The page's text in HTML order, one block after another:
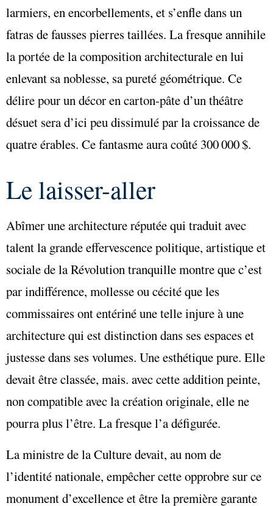
larmiers, en encorbellements, et s’enfle dans un
fatras de fausses pierres taillées. La fresque annihile
la portée de la composition architecturale en lui
enlevant sa noblesse, sa pureté géométrique. Ce
délire pour un décor en carton-pâte d’un théâtre
désuet sera d’ici peu dissimulé par la croissance de
quatre érables. Ce fantasme aura coûté 300 000 $.
Le laisser-aller
Abîmer une architecture réputée qui traduit avec
talent la grande effervescence politique, artistique et
sociale de la Révolution tranquille montre que c’est
par indifférence, mollesse ou cécité que les
commissaires ont entériné une telle injure à une
architecture qui est distinction dans ses espaces et
justesse dans ses volumes. Une esthétique pure. Elle
devait être classée, mais. avec cette addition peinte,
non compatible avec la création originale, elle ne
pourra plus l’être. La fresque l’a défigurée.
La ministre de la Culture devait, au nom de
l’identité nationale, empêcher cette opprobre sur ce
monument d’excellence et être la première garante